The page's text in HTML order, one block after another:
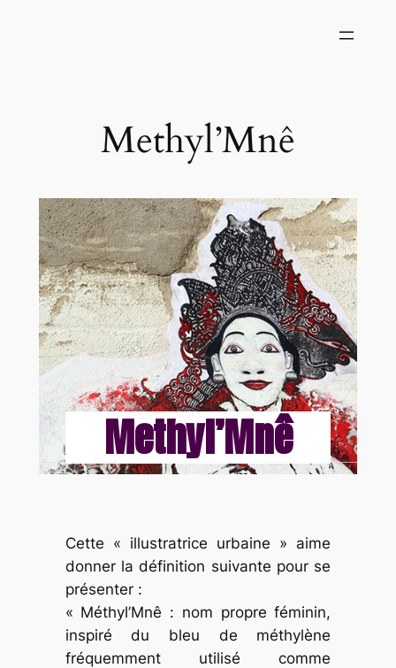
Methyl’Mnê
Methyl’Mnê
Cette « illustratrice urbaine » aime
donner la définition suivante pour se
présenter :
« Méthyl’Mnê : nom propre féminin,
inspiré du bleu de méthylène
fréquemment utilisé comme